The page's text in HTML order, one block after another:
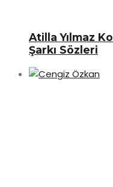
Atilla Yılmaz
Şarkı Sözleri